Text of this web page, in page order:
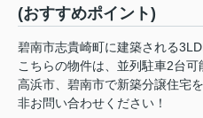
(おすすめポイント)
碧南市志貴崎町に建築される
こちらの物件は、並列駐車2台可
高浜市、碧南市で新築分譲住宅
非お問い合わせください！